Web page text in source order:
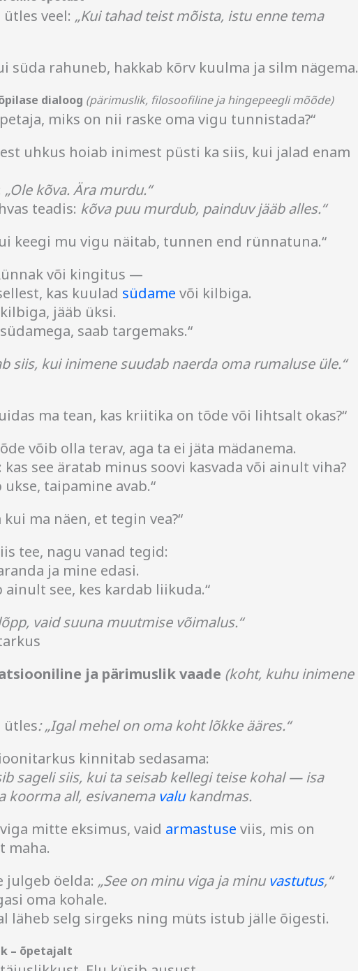
veel: „Kui tahad teist mõista, istu enne tema
süda rahuneb, hakkab kõrv kuulma ja silm nägema.
dialoog (pärimuslik, filosoofiline ja hingepeegli mõõde)
miks on nii raske oma vigu tunnistada?“
uhkus hoiab inimest püsti ka siis, kui jalad enam
„Ole kõva. Ära murdu.“
teadis: kõva puu murdub, painduv jääb alles.“
keegi mu vigu näitab, tunnen end rünnatuna.“
või kingitus —
kas kuulad südame või kilbiga.
jääb üksi.
saab targemaks.“
siis, kui inimene suudab naerda oma rumaluse üle.“
ma tean, kas kriitika on tõde või lihtsalt okas?“
võib olla terav, aga ta ei jäta mädanema.
kas see äratab minus soovi kasvada või ainult viha?
taipamine avab.“
kui ma näen, et tegin vea?“
tee, nagu vanad tegid:
ja mine edasi.
ainult see, kes kardab liikuda.“
vaid suuna muutmise võimalus.“
ja pärimuslik vaade (koht, kuhu inimene
ütles: „Igal mehel on oma koht lõkke ääres.“
kinnitab sedasama:
sageli siis, kui ta seisab kellegi teise kohal — isa
koorma all, esivanema valukandmas.
mitte eksimus, vaid armastuse viis, mis on
maha.
julgeb öelda: „See on minu viga ja minu vastutus,“
oma kohale.
läheb selg sirgeks ning müts istub jälle õigesti.
– õpetajalt